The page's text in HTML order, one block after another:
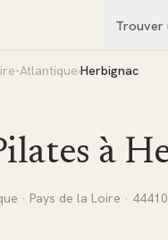
Trouver
Atlantique›Herbignac
à
· Pays de la Loire · 44410